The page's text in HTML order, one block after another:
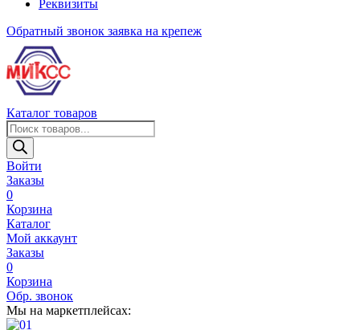
Реквизиты
Обратный звонок заявка на крепеж
Каталог товаров
Поиск
товаров
Войти
Заказы
0
Корзина
Каталог
Мой аккаунт
Заказы
0
Корзина
Обр. звонок
Мы на маркетплейсах: